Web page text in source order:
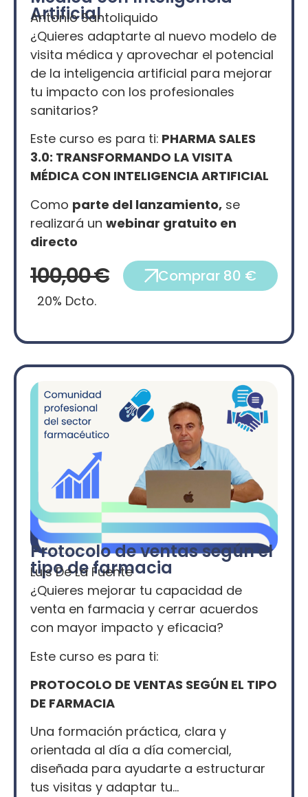
Artificial
Antonio Santoliquido
¿Quieres adaptarte al nuevo modelo de
visita médica y aprovechar el potencial
de la inteligencia artificial para mejorar
tu impacto con los profesionales
sanitarios?
Este curso es para ti: PHARMA SALES
3.0: TRANSFORMANDO LA VISITA
MÉDICA CON INTELIGENCIA ARTIFICIAL
Como parte del lanzamiento, se
realizará un webinar gratuito en
directo
100,00 €
20% Dcto.
Comprar 80 €
Protocolo de ventas según el
tipo de farmacia
Luis De La Fuente
¿Quieres mejorar tu capacidad de
venta en farmacia y cerrar acuerdos
con mayor impacto y eficacia?
Este curso es para ti:
PROTOCOLO DE VENTAS SEGÚN EL TIPO
DE FARMACIA
Una formación práctica, clara y
orientada al día a día comercial,
diseñada para ayudarte a estructurar
tus visitas y adaptar tu…